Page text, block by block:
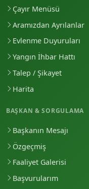
Çayır Menüsü
Aramızdan Ayrılanlar
Evlenme Duyuruları
Yangın İhbar Hattı
Talep / Şikayet
Harita
BAŞKAN & SORGULAMA
Başkanın Mesajı
Özgeçmiş
Faaliyet Galerisi
Başvurularım